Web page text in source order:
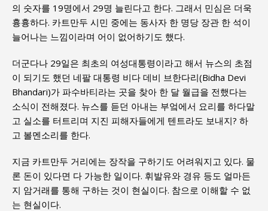
의 숫자를 19명에서 29명 늘린다고 한다. 그래서 민심은 더욱
흉흉하다. 카트만두 시민 중에는 동사자 한 명당 장관 한 석이
늘어나는 느낌이라며 어이 없어하기도 했다.
더군다나 29일은 최초의 여성대통령이라고 해서 뉴스의 초점
이 되기도 했던 네팔 대통령 비다 데비 브한다리(Bidha Devi
Bhandari)가 파수바티라는 곳을 찾아 한 달 월급을 전했다는
소식이 전해졌다. 뉴스를 듣던 아내는 부엌에서 요리를 하다말
고 실소를 터트리며 지진 피해자들에게 텐트라도 보내지? 하
고 볼멘소리를 한다.
지금 카트만두 거리에는 장작을 구하기도 어려워지고 있다. 물
론 돈이 있다면 다 가능한 일이다. 휘발유와 경유 등도 얼마든
지 암거래를 통해 구하는 것이 현실이다. 참으로 이해할 수 없
는 현실이다.